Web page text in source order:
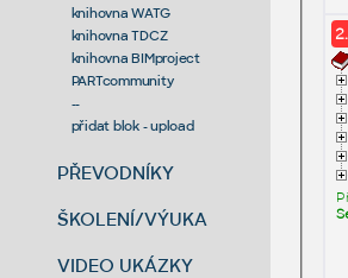
knihovna WATG
knihovna TDCZ
knihovna BIMproject
PARTcommunity
--
přidat blok - upload
PŘEVODNÍKY
ŠKOLENÍ/VÝUKA
VIDEO UKÁZKY
2.